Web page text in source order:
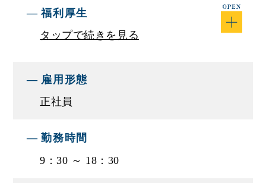
■仕事に関して
■モデル年収例
【モデル年収例】
年収450万円／26歳 ／経験4年
福利厚生
タップで続きを見る
雇用形態
正社員
勤務時間
9：30 ～ 18：30